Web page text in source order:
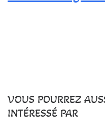
VOUS POURREZ
INTÉRESSÉ PAR